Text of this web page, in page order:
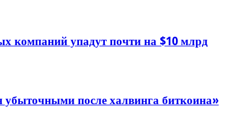
компаний упадут почти на $10 млрд
после халвинга биткоина»